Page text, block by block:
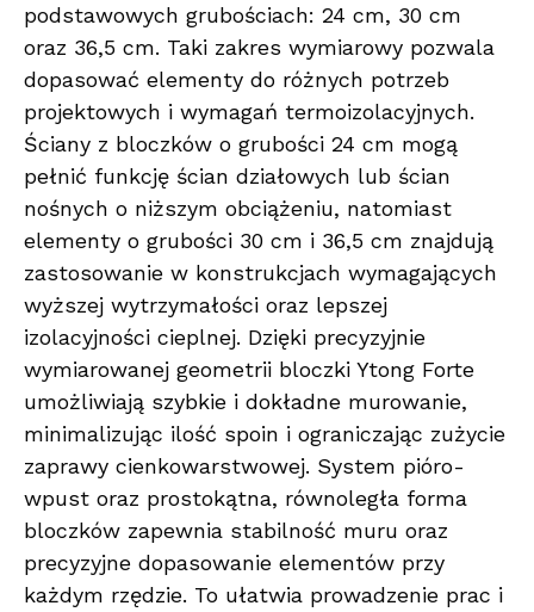
podstawowych grubościach: 24 cm, 30 cm
oraz 36,5 cm. Taki zakres wymiarowy pozwala
dopasować elementy do różnych potrzeb
projektowych i wymagań termoizolacyjnych.
Ściany z bloczków o grubości 24 cm mogą
pełnić funkcję ścian działowych lub ścian
nośnych o niższym obciążeniu, natomiast
elementy o grubości 30 cm i 36,5 cm znajdują
zastosowanie w konstrukcjach wymagających
wyższej wytrzymałości oraz lepszej
izolacyjności cieplnej. Dzięki precyzyjnie
wymiarowanej geometrii bloczki Ytong Forte
umożliwiają szybkie i dokładne murowanie,
minimalizując ilość spoin i ograniczając zużycie
zaprawy cienkowarstwowej. System pióro-
wpust oraz prostokątna, równoległa forma
bloczków zapewnia stabilność muru oraz
precyzyjne dopasowanie elementów przy
każdym rzędzie. To ułatwia prowadzenie prac i